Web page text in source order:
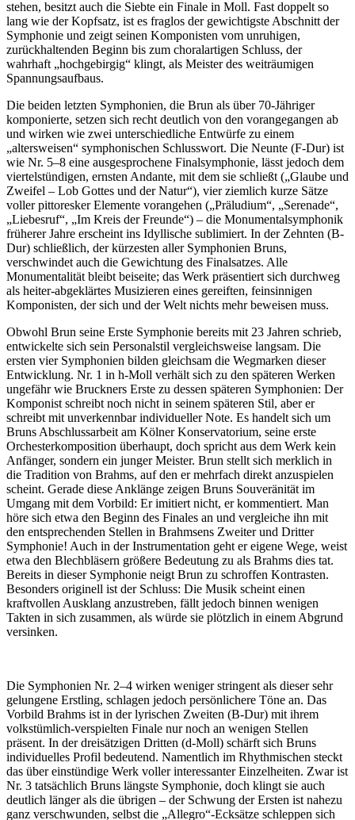
stehen, besitzt auch die Siebte ein Finale in Moll. Fast doppelt so
lang wie der Kopfsatz, ist es fraglos der gewichtigste Abschnitt der
Symphonie und zeigt seinen Komponisten vom unruhigen,
zurückhaltenden Beginn bis zum choralartigen Schluss, der
wahrhaft „hochgebirgig“ klingt, als Meister des weiträumigen
Spannungsaufbaus.
Die beiden letzten Symphonien, die Brun als über 70-Jähriger
komponierte, setzen sich recht deutlich von den vorangegangen ab
und wirken wie zwei unterschiedliche Entwürfe zu einem
„altersweisen“ symphonischen Schlusswort. Die Neunte (F-Dur) ist
wie Nr. 5–8 eine ausgesprochene Finalsymphonie, lässt jedoch dem
viertelstündigen, ernsten Andante, mit dem sie schließt („Glaube und
Zweifel – Lob Gottes und der Natur“), vier ziemlich kurze Sätze
voller pittoresker Elemente vorangehen („Präludium“, „Serenade“,
„Liebesruf“, „Im Kreis der Freunde“) – die Monumentalsymphonik
früherer Jahre erscheint ins Idyllische sublimiert. In der Zehnten (B-
Dur) schließlich, der kürzesten aller Symphonien Bruns,
verschwindet auch die Gewichtung des Finalsatzes. Alle
Monumentalität bleibt beiseite; das Werk präsentiert sich durchweg
als heiter-abgeklärtes Musizieren eines gereiften, feinsinnigen
Komponisten, der sich und der Welt nichts mehr beweisen muss.
Obwohl Brun seine Erste Symphonie bereits mit 23 Jahren schrieb,
entwickelte sich sein Personalstil vergleichsweise langsam. Die
ersten vier Symphonien bilden gleichsam die Wegmarken dieser
Entwicklung. Nr. 1 in h-Moll verhält sich zu den späteren Werken
ungefähr wie Bruckners Erste zu dessen späteren Symphonien: Der
Komponist schreibt noch nicht in seinem späteren Stil, aber er
schreibt mit unverkennbar individueller Note. Es handelt sich um
Bruns Abschlussarbeit am Kölner Konservatorium, seine erste
Orchesterkomposition überhaupt, doch spricht aus dem Werk kein
Anfänger, sondern ein junger Meister. Brun stellt sich merklich in
die Tradition von Brahms, auf den er mehrfach direkt anzuspielen
scheint. Gerade diese Anklänge zeigen Bruns Souveränität im
Umgang mit dem Vorbild: Er imitiert nicht, er kommentiert. Man
höre sich etwa den Beginn des Finales an und vergleiche ihn mit
den entsprechenden Stellen in Brahmsens Zweiter und Dritter
Symphonie! Auch in der Instrumentation geht er eigene Wege, weist
etwa den Blechbläsern größere Bedeutung zu als Brahms dies tat.
Bereits in dieser Symphonie neigt Brun zu schroffen Kontrasten.
Besonders originell ist der Schluss: Die Musik scheint einen
kraftvollen Ausklang anzustreben, fällt jedoch binnen wenigen
Takten in sich zusammen, als würde sie plötzlich in einem Abgrund
versinken.
Die Symphonien Nr. 2–4 wirken weniger stringent als dieser sehr
gelungene Erstling, schlagen jedoch persönlichere Töne an. Das
Vorbild Brahms ist in der lyrischen Zweiten (B-Dur) mit ihrem
volkstümlich-verspielten Finale nur noch an wenigen Stellen
präsent. In der dreisätzigen Dritten (d-Moll) schärft sich Bruns
individuelles Profil bedeutend. Namentlich im Rhythmischen steckt
das über einstündige Werk voller interessanter Einzelheiten. Zwar ist
Nr. 3 tatsächlich Bruns längste Symphonie, doch klingt sie auch
deutlich länger als die übrigen – der Schwung der Ersten ist nahezu
ganz verschwunden, selbst die „Allegro“-Ecksätze schleppen sich